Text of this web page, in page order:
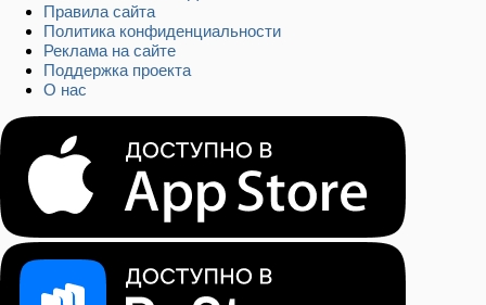
Правила сайта
Политика конфиденциальности
Реклама на сайте
Поддержка проекта
О нас